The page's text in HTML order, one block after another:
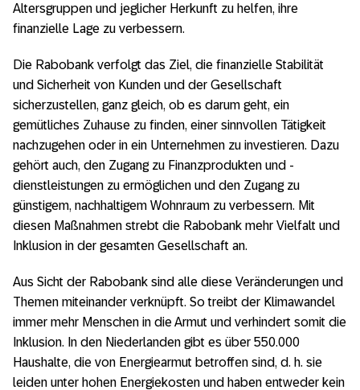
Altersgruppen und jeglicher Herkunft zu helfen, ihre
finanzielle Lage zu verbessern.
Die Rabobank verfolgt das Ziel, die finanzielle Stabilität
und Sicherheit von Kunden und der Gesellschaft
sicherzustellen, ganz gleich, ob es darum geht, ein
gemütliches Zuhause zu finden, einer sinnvollen Tätigkeit
nachzugehen oder in ein Unternehmen zu investieren. Dazu
gehört auch, den Zugang zu Finanzprodukten und ­
dienstleistungen zu ermöglichen und den Zugang zu
günstigem, nachhaltigem Wohnraum zu verbessern. Mit
diesen Maßnahmen strebt die Rabobank mehr Vielfalt und
Inklusion in der gesamten Gesellschaft an.
Aus Sicht der Rabobank sind alle diese Veränderungen und
Themen miteinander verknüpft. So treibt der Klimawandel
immer mehr Menschen in die Armut und verhindert somit die
Inklusion. In den Niederlanden gibt es über 550.000
Haushalte, die von Energiearmut betroffen sind, d. h. sie
leiden unter hohen Energiekosten und haben entweder kein